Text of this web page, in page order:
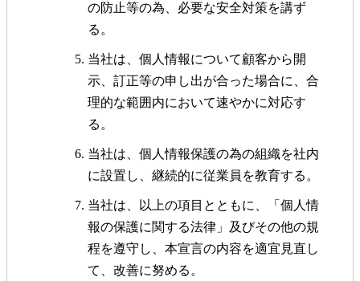
の防止等の為、必要な安全対策を講ず
る。
当社は、個人情報について顧客から開
示、訂正等の申し出が合った場合に、合
理的な範囲内において速やかに対応す
る。
当社は、個人情報保護の為の組織を社内
に設置し、継続的に従業員を教育する。
当社は、以上の項目とともに、「個人情
報の保護に関する法律」及びその他の規
程を遵守し、本宣言の内容を適宜見直し
て、改善に努める。